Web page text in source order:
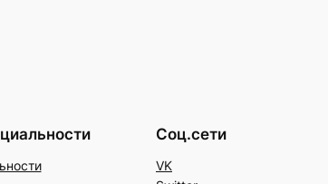
Соц.сети
VK